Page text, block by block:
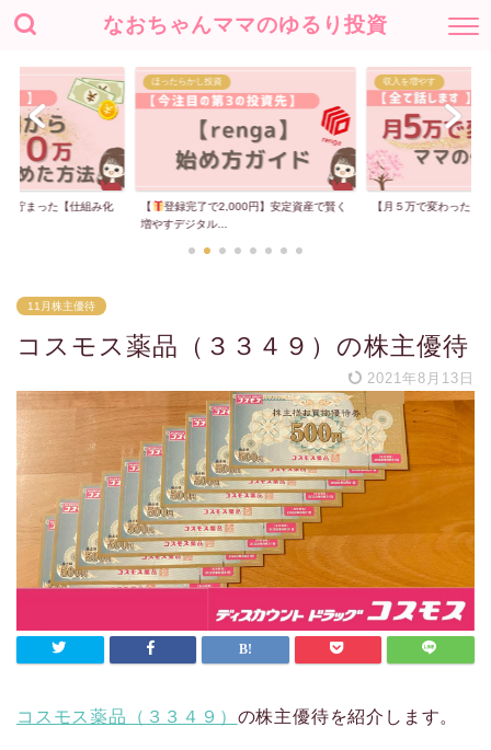
なおちゃんママのゆるり投資
貯まった【仕組み化
ほったらかし投資
【
登録完了で2,000円】安定資産で賢く
増やすデジタル...
収入を増やす
【月５万で変わった】
11月株主優待
コスモス薬品（３３４９）の株主優待
2021年8月13日
コスモス薬品（３３４９） の株主優待を紹介します。